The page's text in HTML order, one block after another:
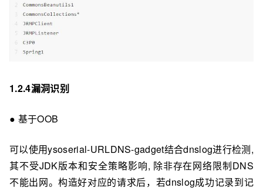
1.2.4漏洞识别
● 基于OOB
可以使用ysoserial-URLDNS-gadget结合dnslog进⾏检测,
其不受JDK版本和安全策略影响, 除非存在网络限制DNS
不能出网。构造好对应的请求后，若dnslog成功记录到记